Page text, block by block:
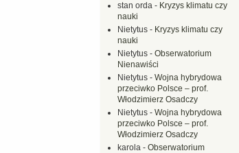
stan orda - Kryzys klimatu czy
nauki
Nietytus - Kryzys klimatu czy
nauki
Nietytus - Obserwatorium
Nienawiści
Nietytus - Wojna hybrydowa
przeciwko Polsce – prof.
Włodzimierz Osadczy
Nietytus - Wojna hybrydowa
przeciwko Polsce – prof.
Włodzimierz Osadczy
karola - Obserwatorium